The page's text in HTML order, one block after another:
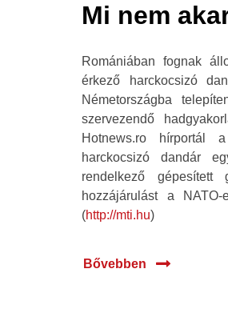
Mi nem
Romániában fognak
érkező harckocsizó
Németországba
szervezendő
Hotnews.ro hírportál
harckocsizó dandár
rendelkező
hozzájárulást a
(http://mti.hu)
Bővebben